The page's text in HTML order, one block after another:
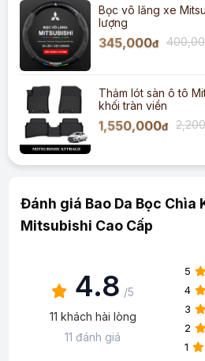
Bọc vô lăng xe
lượng
345,000đ
Thảm lót sàn ô tô
khối tràn viền
1,550,000đ
Đánh giá Bao Da Bọc Chìa
Mitsubishi Cao Cấp
4.8 /5
11 khách hài lòng
11 đánh giá
5
4
3
2
1